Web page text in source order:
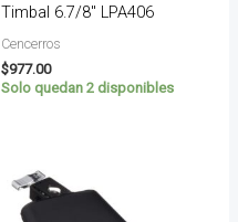
Timbal 6.7/8″ LPA406
Cencerros
$977.00
Solo quedan 2 disponibles